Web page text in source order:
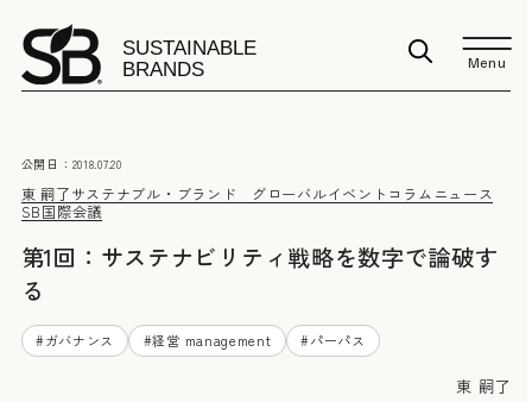
Menu
東 嗣了サステナブル・ブランド グローバルイベント コラム ニュース
SB国際会議
公開日： 2018.07.20
第1回：サステナビリティ戦略を数字で論破す
る
#ガバナンス #経営 management #パーパス
東 嗣了